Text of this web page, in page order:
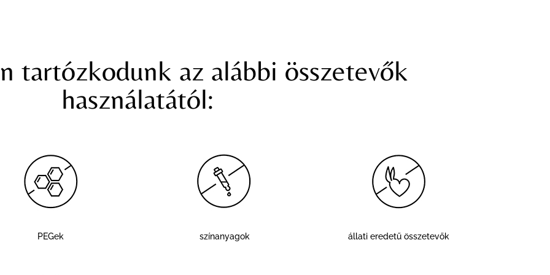
tartózkodunk az alábbi összetevők
használatától:
PEGek színanyagok állati eredetű összetevők